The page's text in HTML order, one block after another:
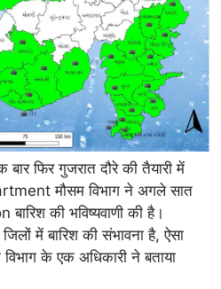
फिर गुजरात दौरे की तैयारी में
मौसम विभाग ने अगले सात
की भविष्यवाणी की है।
में बारिश की संभावना है, ऐसा
के एक अधिकारी ने बताया